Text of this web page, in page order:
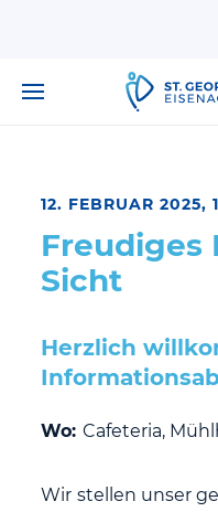
12. FEBRUAR 2025,
Freudiges
Sicht
Herzlich
Wo: Cafeteria,
Wir stellen unser